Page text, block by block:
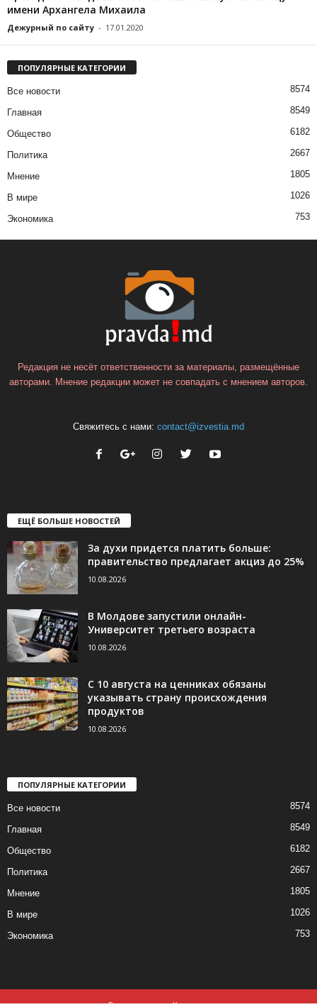
имени Архангела Михаила
Дежурный по сайту - 17.01.2020
ПОПУЛЯРНЫЕ КАТЕГОРИИ
Все новости 8574
Главная 8549
Общество 6182
Политика 2667
Мнение 1805
В мире 1026
Экономика 753
Редакция не несёт ответственности за материалы, размещённые
авторами. Мнение редакции может не совпадать с мнением авторов.
Свяжитесь с нами: contact@izvestia.md
ЕЩЁ БОЛЬШЕ НОВОСТЕЙ
За духи придется платить больше:
правительство предлагает акциз до 25%
10.08.2026
В Молдове запустили онлайн-
Университет третьего возраста
10.08.2026
С 10 августа на ценниках обязаны
указывать страну происхождения
продуктов
10.08.2026
ПОПУЛЯРНЫЕ КАТЕГОРИИ
Все новости 8574
Главная 8549
Общество 6182
Политика 2667
Мнение 1805
В мире 1026
Экономика 753
Все новости Контакты